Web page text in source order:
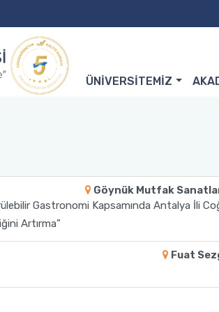
ÜNİVERSİTEMİZ
Göynük Mutfak
Gastronomi Kapsamında Antalya İli
Artırma”
Fuat